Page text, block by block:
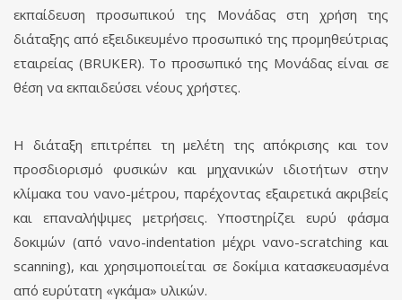
εκπαίδευση προ­σωπικού της Μονάδας στη χρήση της
διάταξης από εξειδικευμένο προσωπικό της προμη­θεύ­τριας
εταιρείας (BRUKER). Το προσωπικό της Μονάδας είναι σε
θέση να εκπαιδεύσει νέ­ους χρήστες.
Η διάταξη επιτρέπει τη μελέτη της απόκρισης και τον
προσδιορισμό φυσικών και μηχανικών ιδιοτήτων στην
κλίμακα του νανο-μέτρου, παρέχοντας εξαιρετικά ακριβείς
και επαναλήψιμες με­τρήσεις. Υποστηρίζει ευρύ φάσμα
δοκιμών (από νανο-indentation μέχρι νανο-scratching και
scanning), και χρησιμοποιείται σε δοκίμια κατασκευασμένα
από ευρύτατη «γκάμα» υλικών.